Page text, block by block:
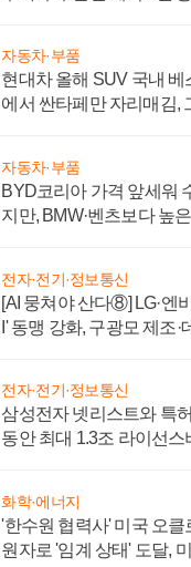
자동차·부품
현대차 올해 SUV 국내 베
에서 싼타페만 자리매김,
자동차·부품
BYD코리아 가격 앞세워
지만, BMW·벤츠보다 높
전자·전기·정보통신
[AI 뭉쳐야 산다⑧] LG·엔
I' 동맹 강화, 구광모 제조·
전자·전기·정보통신
삼성전자 넷리스트와 특
동안 최대 1.3조 라이선스
화학·에너지
'한수원 협력사' 미국 오클
원자로 '임계 상태' 도달,